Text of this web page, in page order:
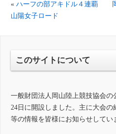
«ハーフの部アキドル４連覇
山陽女子ロード
このサイトについて
一般財団法人岡山陸上競技協会の
24日に開設しました。主に大会
等の情報を皆様にお知らせしてい